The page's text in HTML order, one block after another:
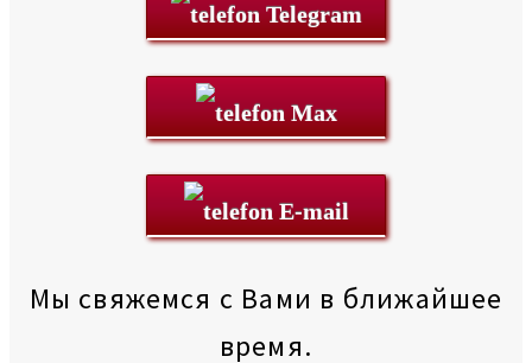
Telegram
Max
E-mail
Мы свяжемся с Вами в ближайшее
время.